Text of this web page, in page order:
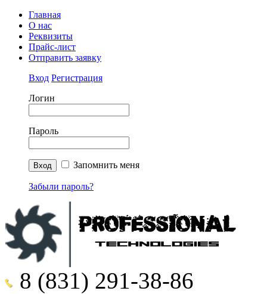
Главная
О нас
Реквизиты
Прайс-лист
Отправить заявку
Вход Регистрация
Логин
Пароль
Запомнить меня
Забыли пароль?
8 (831) 291-38-86